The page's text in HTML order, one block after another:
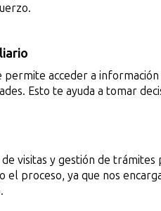
permite acceder a
Esto te ayuda a tomar
visitas y gestión de
proceso, ya que nos